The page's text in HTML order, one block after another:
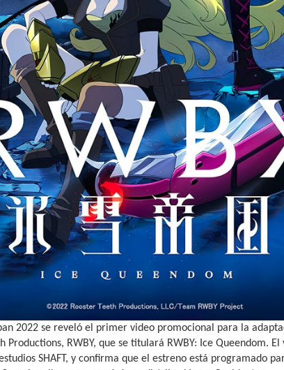
2022 se reveló el primer video promocional para la
Productions, RWBY, que se titulará RWBY: Ice Queendom.
SHAFT, y confirma que el estreno está programado